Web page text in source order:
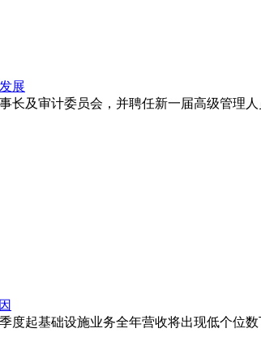
展
长及审计委员会，并聘任新一届高级管理
度起基础设施业务全年营收将出现低个位